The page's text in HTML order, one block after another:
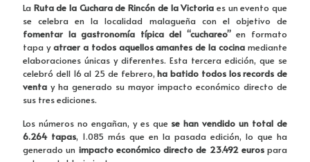
La Ruta de la Cuchara de Rincón de la Victoria es un evento que
se celebra en la localidad malagueña con el objetivo de
fomentar la gastronomía típica del “cuchareo”en formato
tapa yatraer a todos aquellos amantes de la cocina mediante
elaboraciones únicas y diferentes. Esta tercera edición, que se
celebró dell 16 al 25 de febrero,ha batido todos los records de
venta y ha generado su mayor impacto económico directo de
sus tres ediciones.
Los números no engañan, y es que se han vendido un total de
6.264 tapas, 1.085 más que en la pasada edición, lo que ha
generado un impacto económico directo de 23.492 eurospara